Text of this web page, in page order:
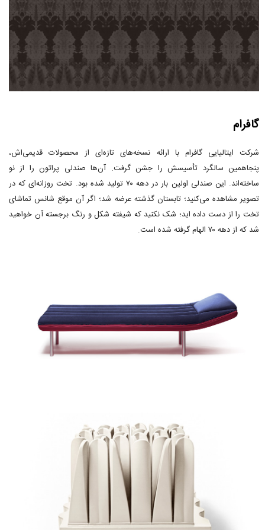
گافرام
شرکت ایتالیایی گافرام با ارائه نسخه‌های تازه‌ای از محصولات قدیمی‌اش،
پنجاهمین سالگرد تأسیسش را جشن گرفت. آن‌ها صندلی پراتون را از نو
ساخته‌اند. این صندلی اولین بار در دهه ۷۰ تولید شده بود. تخت روزانه‌ای که در
تصویر مشاهده می‌کنید؛ تابستان گذشته عرضه شد؛ اگر آن موقع شانس تماشای
تخت را از دست داده اید؛ شک نکنید که شیفته شکل و رنگ برجسته آن خواهید
شد که از دهه ۷۰ الهام گرفته شده است.